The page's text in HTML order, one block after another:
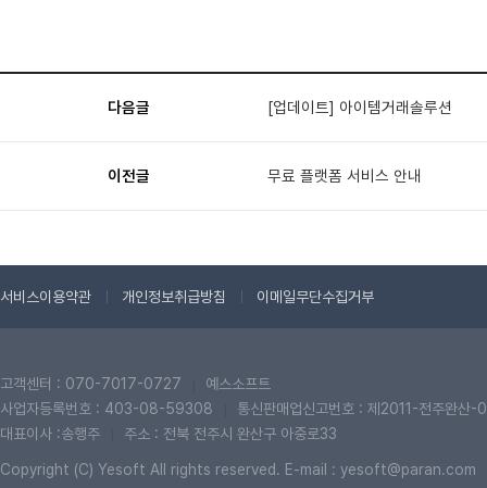
다음글 [업데이트] 아이템거래솔루션
이전글 무료 플랫폼 서비스 안내
서비스이용약관 개인정보취급방침 이메일무단수집거부
고객센터 : 070-7017-0727
예스소프트
사업자등록번호 : 403-08-59308
통신판매업신고번호 : 제2011-전주완산
대표이사 :송행주
주소 : 전북 전주시 완산구 아중로33
Copyright (C) Yesoft All rights reserved. E-mail : yesoft@paran.com